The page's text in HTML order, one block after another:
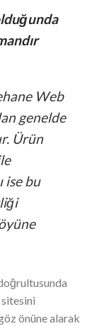
Web
genelde
Ürün
ise bu
önüne alarak